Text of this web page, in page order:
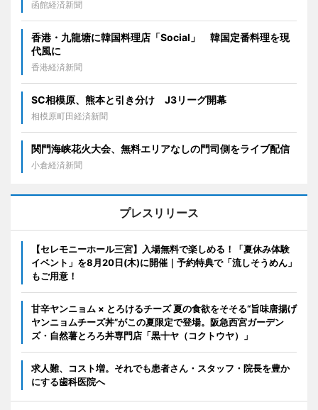
函館経済新聞
香港・九龍塘に韓国料理店「Social」 韓国定番料理を現
代風に
香港経済新聞
SC相模原、熊本と引き分け J3リーグ開幕
相模原町田経済新聞
関門海峡花火大会、無料エリアなしの門司側をライブ配信
小倉経済新聞
プレスリリース
【セレモニーホール三宮】入場無料で楽しめる！「夏休み体験
イベント」を8月20日(木)に開催｜予約特典で「流しそうめん」
もご用意！
甘辛ヤンニョム × とろけるチーズ 夏の食欲をそそる“旨味唐揚げ
ヤンニョムチーズ丼”がこの夏限定で登場。阪急西宮ガーデン
ズ・自然薯とろろ丼専門店「黒十ヤ（コクトウヤ）」
求人難、コスト増。それでも患者さん・スタッフ・院長を豊か
にする歯科医院へ